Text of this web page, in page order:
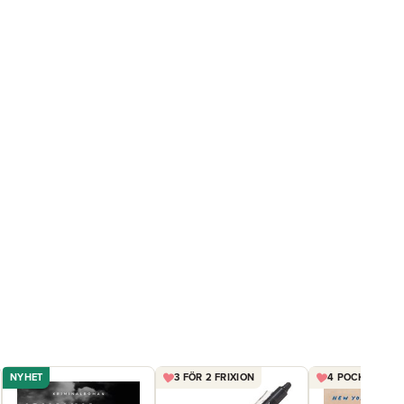
NYHET 3 FÖR 2 FRIXION 4 POCKET FÖR